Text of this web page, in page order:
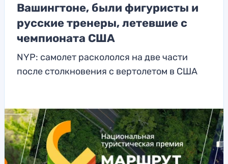
Вашингтоне, были фигуристы и
русские тренеры, летевшие с
чемпионата США
NYP: самолет раскололся на две части
после столкновения с вертолетом в США